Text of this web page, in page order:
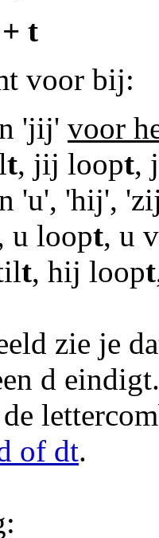
t
voor bij:
'jij' voor
t, jij loopt,
'u', 'hij',
u loopt, u
t, hij loopt
zie je
d eindigt.
of dt.
: